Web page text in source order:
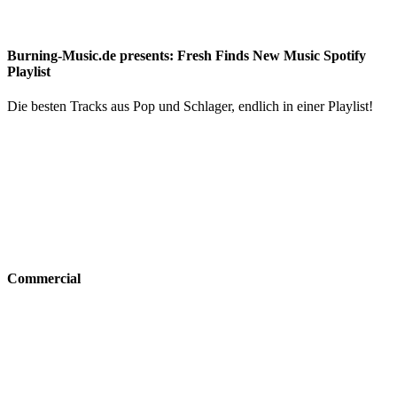
Burning-Music.de presents: Fresh Finds New Music Spotify
Playlist
Die besten Tracks aus Pop und Schlager, endlich in einer Playlist!
Commercial